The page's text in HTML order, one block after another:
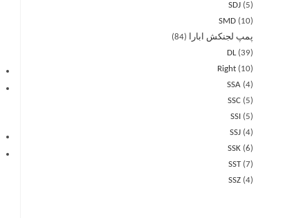
SDJ
5
SMD
10
پمپ لجنکش ابارا
84
DL 39
Right
10
SSA 4
SSC
5
SSI
5
SSJ 4
SSK 6
SST 7
SSZ 4